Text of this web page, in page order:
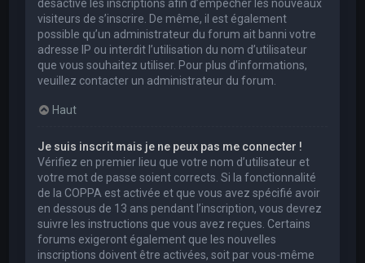
désactivé les inscriptions afin d’empêcher les nouveaux
visiteurs de s’inscrire. De même, il est également
possible qu’un administrateur du forum ait banni votre
adresse IP ou interdit l’utilisation du nom d’utilisateur
que vous souhaitez utiliser. Pour plus d’informations,
veuillez contacter un administrateur du forum.
Haut
Je suis inscrit mais je ne peux pas me connecter !
Vérifiez en premier lieu que votre nom d’utilisateur et
votre mot de passe soient corrects. Si la fonctionnalité
de la COPPA est activée et que vous avez spécifié avoir
en dessous de 13 ans pendant l’inscription, vous devrez
suivre les instructions que vous avez reçues. Certains
forums exigeront également que les nouvelles
inscriptions doivent être activées, soit par vous-même